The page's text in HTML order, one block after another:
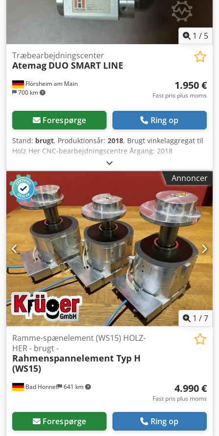
1 / 5
Flörsheim am Main
700 km
Træbearbejdningscenter
Atemag DUO SMART LINE
1.950 €
Fast pris plus moms
Forespørge Ring op
Stand: brugt, Produktionsår: 2018, Brugt vinkelaggregat til
Holz Her CNC-bearbejdningscentre Årgang: 2018
Optagelse: HSK 63 F Med momentstøtte Med 2 horisontale
værktøjsspindler Egnet til montering af en CLAMEX-
notfræser samt et savblad Tekniske data: Maks.
indgangsomdrejningstal: 8.000 o/min Dcsdpfxjzk Nlue
Acwok Maks. udgangsomdrejningstal: 12.000 o/min Tilladt
driftstemperatur: 85° Aggregatet kan svinges 360° rundt
om drivaksen Lydniveau: 80 dB(A) Vægt: 3,257 kg
Tilgængelighed: Kort leveringsfrist Lagersted: Hochheim
Annoncer
1 /7
Bad Honnef 641 km
Ramme-spænelement (WS15) HOLZ-
HER - brugt -
Rahmenspannelement Typ H
(WS15)
4.990 €
Fast pris plus moms
Forespørge Ring op